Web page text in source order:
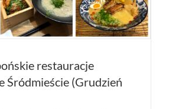
restauracje
Śródmieście (Grudzień